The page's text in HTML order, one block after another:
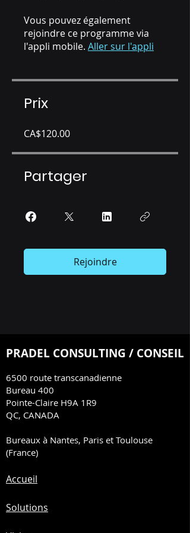
Vous pouvez également
rejoindre ce programme via
l'appli mobile. Aller sur l'appli
Prix
CA$120.00
Partager
Rejoindre
PRADEL CONSULTING / CONSEIL
6500 route transcanadienne
Bureau 400
Pointe-Claire H9A 1R9
QC, CANADA
Bureaux à Nantes, Paris et Toulouse
(France)
Accueil
Solutions